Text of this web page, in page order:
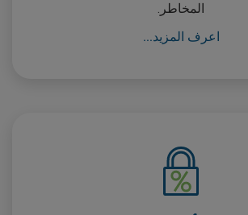
المخاطر.
اعرف المزيد...